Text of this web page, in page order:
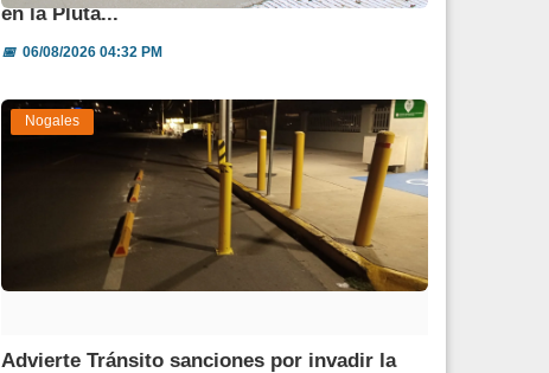
en la Pluta...
📅06/08/2026 04:32 PM
Nogales
Advierte Tránsito sanciones por invadir la